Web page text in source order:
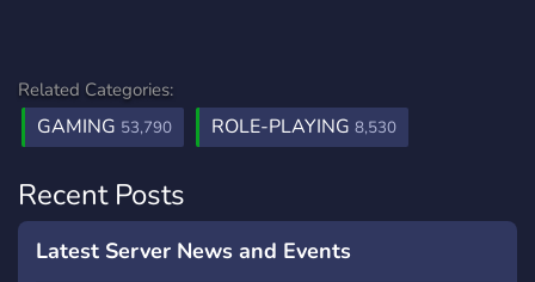
Related Categories:
GAMING 53,790 ROLE-PLAYING 8,530
Recent Posts
Latest Server News and Events